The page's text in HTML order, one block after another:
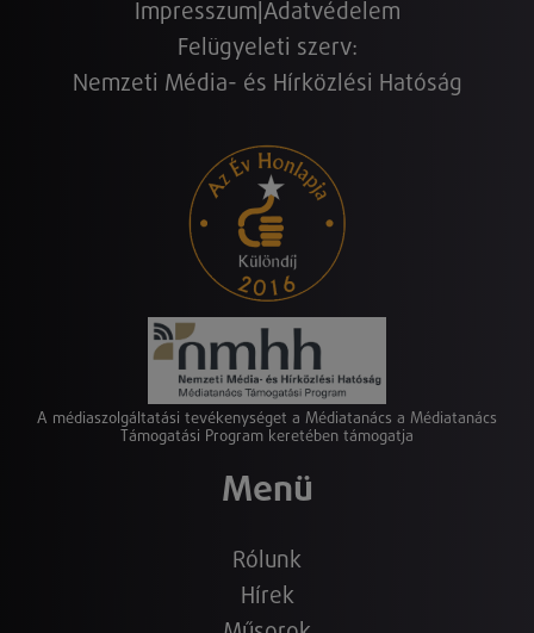
Impresszum Adatvédelem
Felügyeleti szerv:
Nemzeti Média- és Hírközlési Hatóság
A médiaszolgáltatási tevékenységet a Médiatanács a Médiatanács
Támogatási Program keretében támogatja
Menü
Rólunk
Hírek